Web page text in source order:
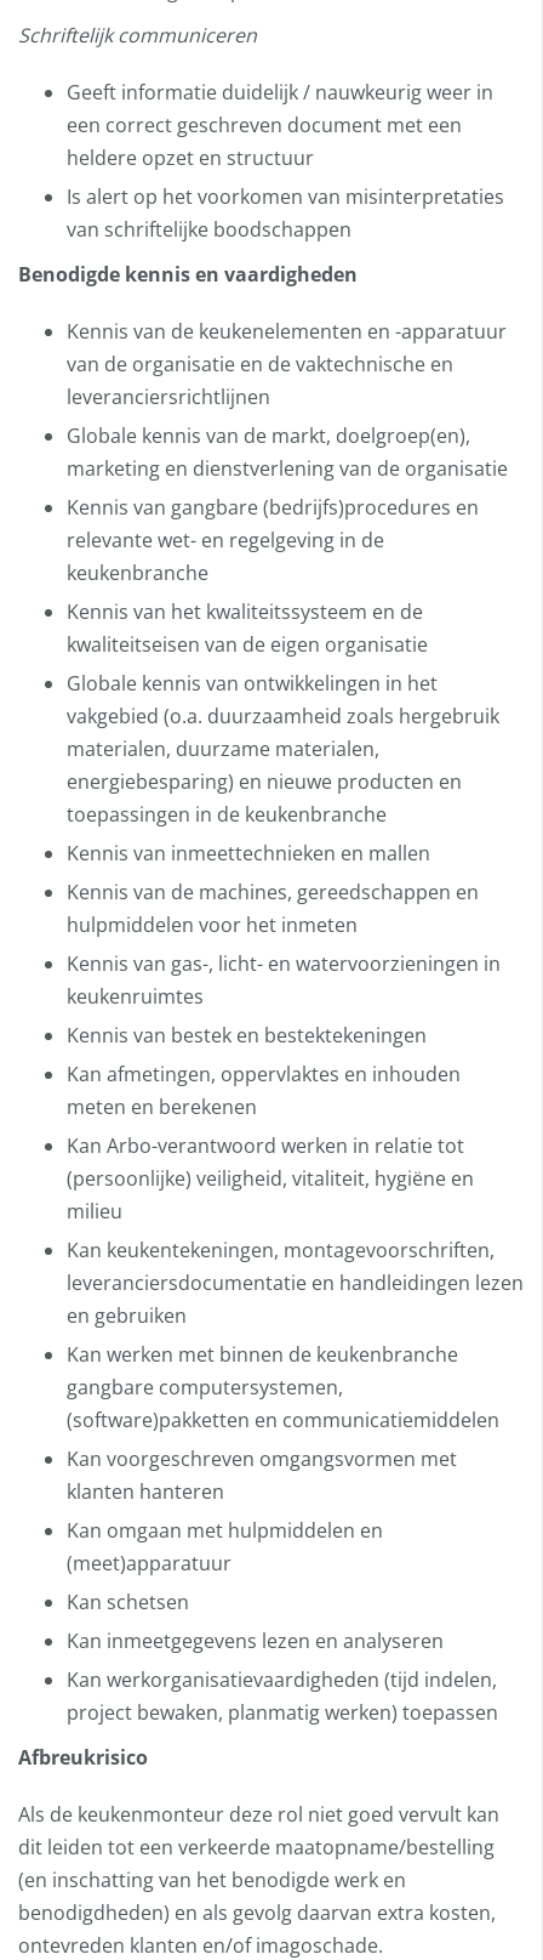
Schriftelijk communiceren
Geeft informatie duidelijk / nauwkeurig weer in
een correct geschreven document met een
heldere opzet en structuur
Is alert op het voorkomen van misinterpretaties
van schriftelijke boodschappen
Benodigde kennis en vaardigheden
Kennis van de keukenelementen en -apparatuur
van de organisatie en de vaktechnische en
leveranciersrichtlijnen
Globale kennis van de markt, doelgroep(en),
marketing en dienstverlening van de organisatie
Kennis van gangbare (bedrijfs)procedures en
relevante wet- en regelgeving in de
keukenbranche
Kennis van het kwaliteitssysteem en de
kwaliteitseisen van de eigen organisatie
Globale kennis van ontwikkelingen in het
vakgebied (o.a. duurzaamheid zoals hergebruik
materialen, duurzame materialen,
energiebesparing) en nieuwe producten en
toepassingen in de keukenbranche
Kennis van inmeettechnieken en mallen
Kennis van de machines, gereedschappen en
hulpmiddelen voor het inmeten
Kennis van gas-, licht- en watervoorzieningen in
keukenruimtes
Kennis van bestek en bestektekeningen
Kan afmetingen, oppervlaktes en inhouden
meten en berekenen
Kan Arbo-verantwoord werken in relatie tot
(persoonlijke) veiligheid, vitaliteit, hygiëne en
milieu
Kan keukentekeningen, montagevoorschriften,
leveranciersdocumentatie en handleidingen lezen
en gebruiken
Kan werken met binnen de keukenbranche
gangbare computersystemen,
(software)pakketten en communicatiemiddelen
Kan voorgeschreven omgangsvormen met
klanten hanteren
Kan omgaan met hulpmiddelen en
(meet)apparatuur
Kan schetsen
Kan inmeetgegevens lezen en analyseren
Kan werkorganisatievaardigheden (tijd indelen,
project bewaken, planmatig werken) toepassen
Afbreukrisico
Als de keukenmonteur deze rol niet goed vervult kan
dit leiden tot een verkeerde maatopname/bestelling
(en inschatting van het benodigde werk en
benodigdheden) en als gevolg daarvan extra kosten,
ontevreden klanten en/of imagoschade.